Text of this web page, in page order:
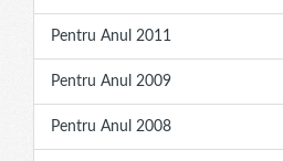
Pentru Anul 2011
Pentru Anul 2009
Pentru Anul 2008